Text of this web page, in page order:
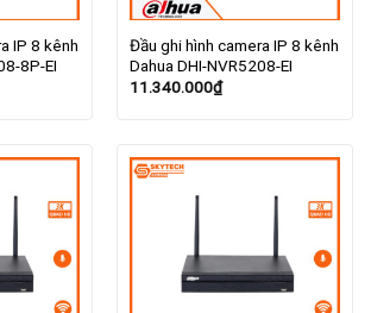
IP 8 kênh
8P-EI
Đầu ghi hình camera IP 8 kênh
Dahua DHI-NVR5208-EI
11.340.000₫